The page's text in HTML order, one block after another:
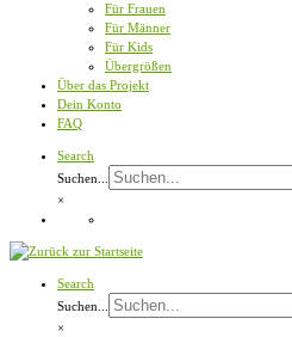
Für Frauen
Für Männer
Für Kids
Übergrößen
Über das Projekt
Dein Konto
FAQ
Search
Suchen...
×
Search
Suchen...
×